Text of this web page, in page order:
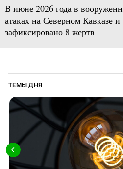
В июне 2026 года в
атаках на Северном Кавказе
зафиксировано 8 жертв
ТЕМЫ ДНЯ